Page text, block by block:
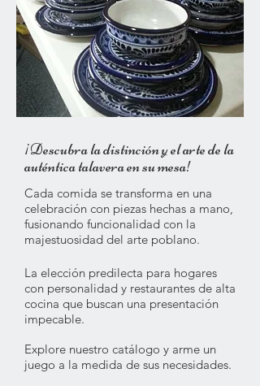
¡Descubra la distinción y el arte de la
auténtica talavera en su mesa!
Cada comida se transforma en una
celebración con piezas hechas a mano,
fusionando funcionalidad con la
majestuosidad del arte poblano.
La elección predilecta para hogares
con personalidad y restaurantes de alta
cocina que buscan una presentación
impecable.
Explore nuestro catálogo y arme un
juego a la medida de sus necesidades.